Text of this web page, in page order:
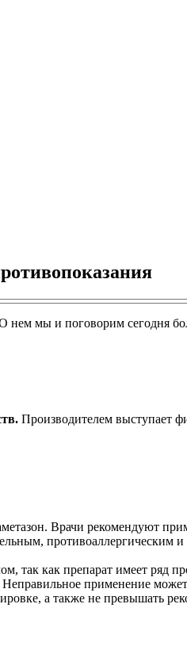
нем мы и поговорим сегодня
Производителем выступает
Врачи рекомендуют
противоаллергическим
так как препарат имеет
применение
а также не превышать